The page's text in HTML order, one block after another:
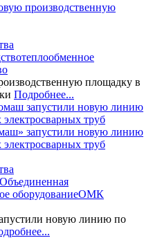
производственную
теплообменное
площадку в
Подробнее...
запустили новую линию
труб
Объединенная
оборудованиеОМК
новую линию по